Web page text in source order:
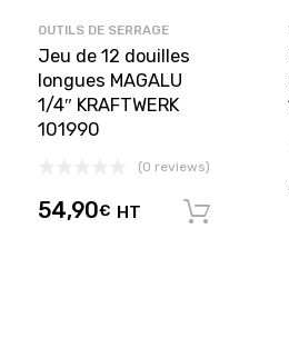
OUTILS DE SERRAGE
Jeu de 12 douilles
longues MAGALU
1/4″ KRAFTWERK
101990
(0 reviews)
54,90€ HT